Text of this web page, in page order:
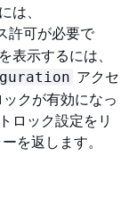
は、
許可が必要で
表示するには、
アクセ
クが有効になっ
ロック設定をリ
を返します。